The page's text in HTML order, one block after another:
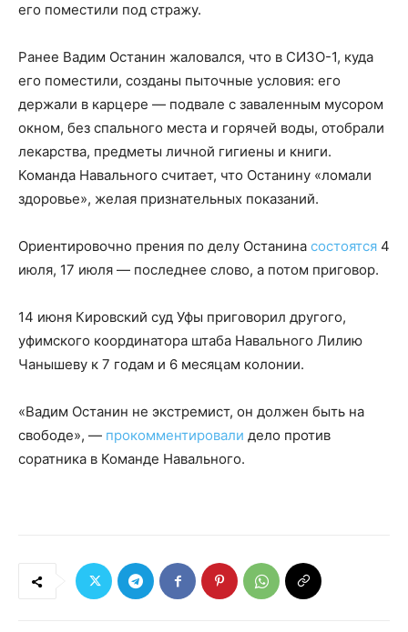
его поместили под стражу.
Ранее Вадим Останин жаловался, что в СИЗО-1, куда
его поместили, созданы пыточные условия: его
держали в карцере — подвале с заваленным мусором
окном, без спального места и горячей воды, отобрали
лекарства, предметы личной гигиены и книги.
Команда Навального считает, что Останину «ломали
здоровье», желая признательных показаний.
Ориентировочно прения по делу Останина состоятся 4
июля, 17 июля — последнее слово, а потом приговор.
14 июня Кировский суд Уфы приговорил другого,
уфимского координатора штаба Навального Лилию
Чанышеву к 7 годам и 6 месяцам колонии.
«Вадим Останин не экстремист, он должен быть на
свободе», — прокомментировали дело против
соратника в Команде Навального.